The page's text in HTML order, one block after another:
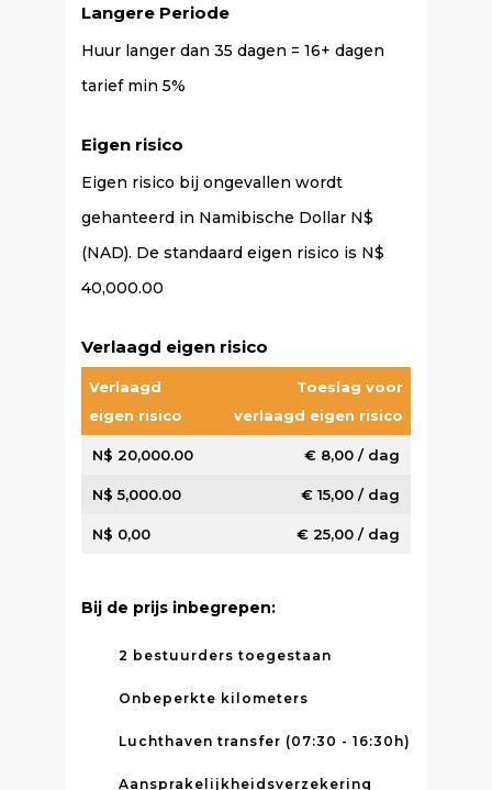
Langere Periode
Huur langer dan 35 dagen = 16+ dagen
tarief min 5%
Eigen risico
Eigen risico bij ongevallen wordt
gehanteerd in Namibische Dollar N$
(NAD). De standaard eigen risico is N$
40,000.00
Verlaagd eigen risico
Verlaagd
eigen risico
Toeslag voor
verlaagd eigen risico
N$ 20,000.00 € 8,00 / dag
N$ 5,000.00 € 15,00 / dag
N$ 0,00 € 25,00 / dag
Bij de prijs inbegrepen:
2 bestuurders toegestaan
Onbeperkte kilometers
Luchthaven transfer (07:30 - 16:30h)
Aansprakelijkheidsverzekering